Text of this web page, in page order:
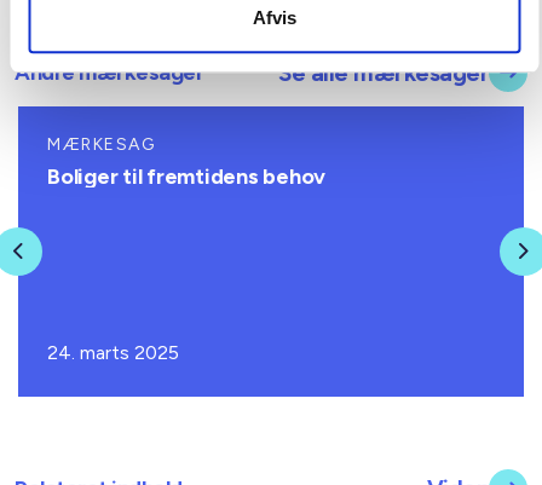
Afvis
Andre mærkesager Se alle mærkesager
Previous
MÆRKESAG
Boliger til fremtidens behov
24. marts 2025